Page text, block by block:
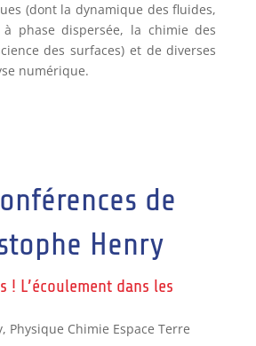
(dont la dynamique des fluides,
à phase dispersée, la chimie des
des surfaces) et de diverses
numérique.
de
Henry
! L’écoulement dans les
, Physique Chimie Espace Terre